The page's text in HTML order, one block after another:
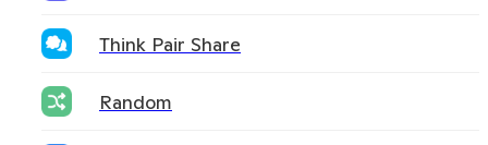
Think Pair Share
Random